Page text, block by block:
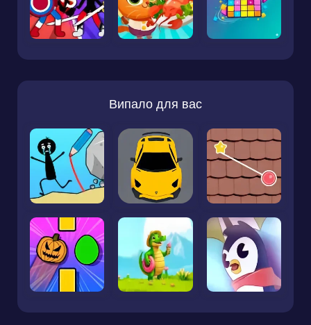
Випало для вас